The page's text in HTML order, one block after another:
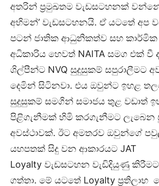
අතරින් ප්‍රමුඛතම වැඩසටහනක් වන්නේ
අභිමන්’ වැඩසටහනයි. ඒ යටතේ අප
පටන් ජාතික ආධුනිකත්ව සහ
අධිකාරිය හෙවත් NAITA සමග එක් වී
ශිල්පීන්ට NVQ සුදුසුකම් සපුරාලීමට
දෙමින් සිටිනවා. එය ඔවුන්ට ඉහළ
සුදුසුකම් සමගින් සමාජය තුළ වඩාත්
පිළිගැනීමක් හිමි කරගැනීමට ලැබෙන
අවස්ථාවක්. ඊට අමතරව ඔවුන්ගේ
යහපතක් සිදු වන ආකාරයට JAT
Loyalty වැඩසටහන වැඩිදියුණු
ගත්තා. මේ යටතේ Loyalty ප්‍රතිලාභ